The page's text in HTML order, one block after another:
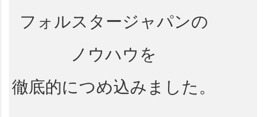
フォルスタージャパンの
ノウハウを
徹底的につめ込みました。